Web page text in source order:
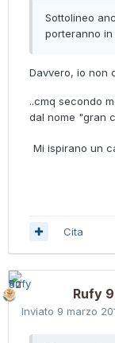
Sottolineo
porteranno in
Davvero, io non
..cmq secondo
dal nome "gran
Mi ispirano un
Cita
Rufy
Inviato 9 marzo